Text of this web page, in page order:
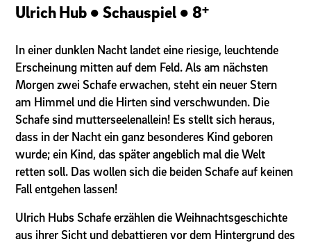
Ulrich Hub
Schauspiel 8+
In einer dunklen Nacht landet eine riesige, leuchtende
Erscheinung mitten auf dem Feld. Als am nächsten
Morgen zwei Schafe erwachen, steht ein neuer Stern
am Himmel und die Hirten sind verschwunden. Die
Schafe sind mutterseelenallein! Es stellt sich heraus,
dass in der Nacht ein ganz besonderes Kind geboren
wurde; ein Kind, das später angeblich mal die Welt
retten soll. Das wollen sich die beiden Schafe auf keinen
Fall entgehen lassen!
Ulrich Hubs Schafe erzählen die Weihnachtsgeschichte
aus ihrer Sicht und debattieren vor dem Hintergrund des